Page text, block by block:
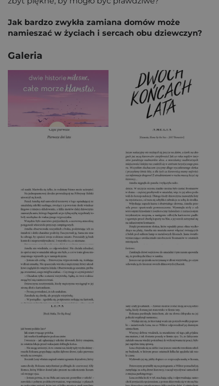
Jak bardzo zwykła zamiana domów może
namieszać w życiach i sercach obu dziewczyn?
Galeria